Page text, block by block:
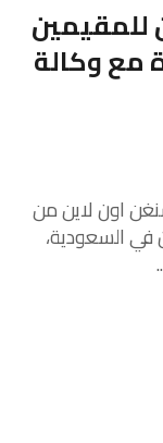
للمقيمين
مع وكالة
اون لاين من
في السعودية،